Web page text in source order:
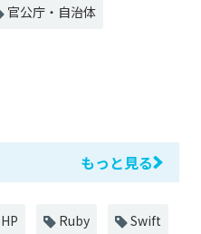
官公庁・自治体
もっと見る
Ruby Swift